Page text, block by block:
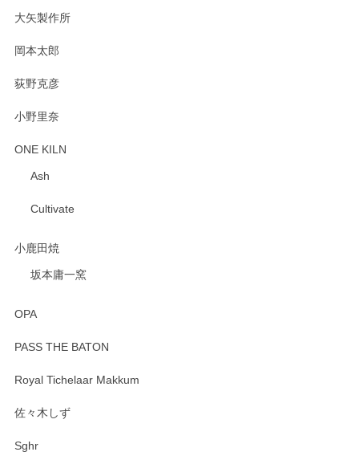
大矢製作所
岡本太郎
荻野克彦
小野里奈
ONE KILN
Ash
Cultivate
小鹿田焼
坂本庸一窯
OPA
PASS THE BATON
Royal Tichelaar Makkum
佐々木しず
Sghr